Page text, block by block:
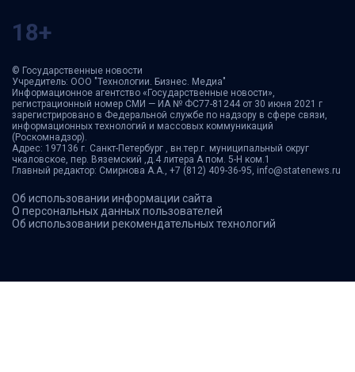
18+
© Государственные новости
Учредитель: ООО "Технологии. Бизнес. Медиа"
Информационное агентство «Государственные новости»,
регистрационный номер СМИ — ИА № ФС77-81244 от 30 июня 2021 г
зарегистрировано в Федеральной службе по надзору в сфере связи,
информационных технологий и массовых коммуникаций
(Роскомнадзор).
Адрес: 197136 г. Санкт-Петербург , вн.тер.г. муниципальный округ
чкаловское, пер. Вяземский ,д.4 литера А пом. 5-Н ком.1
Главный редактор: Смирнова А.А., +7 (812) 409-36-95, info@statenews.ru
Об использовании информации сайта
О персональных данных пользователей
Об использовании рекомендательных технологий